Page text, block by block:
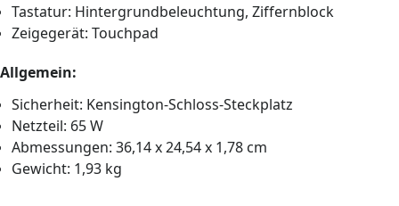
Tastatur: Hintergrundbeleuchtung, Ziffernblock
Zeigegerät: Touchpad
Allgemein:
Sicherheit: Kensington-Schloss-Steckplatz
Netzteil: 65 W
Abmessungen: 36,14 x 24,54 x 1,78 cm
Gewicht: 1,93 kg